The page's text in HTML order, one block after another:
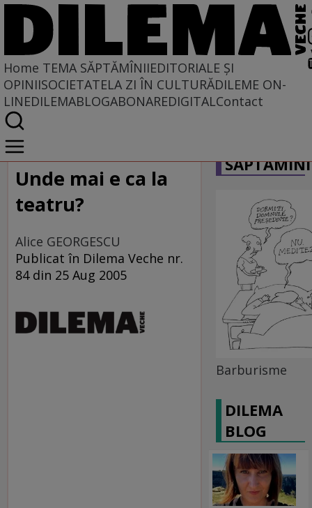
Home TEMA SĂPTĂMÎNIIEDITORIALE ȘI
OPINIISOCIETATELA ZI ÎN CULTURĂDILEME ON-
LINEDILEMABLOGABONAREDIGITALContact
Home
Tema săptămînii
Unde mai e ca la
teatru?
Alice GEORGESCU
Publicat în Dilema Veche nr.
84 din 25 Aug 2005
Barburisme
DILEMA
BLOG